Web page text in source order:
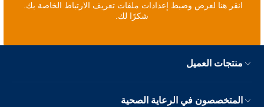
انقر هنا لعرض وضبط إعدادات ملفات تعريف الارتباط الخاصة بك.
شكرًا لك.
منتجات العميل
المتخصصون في الرعاية الصحية